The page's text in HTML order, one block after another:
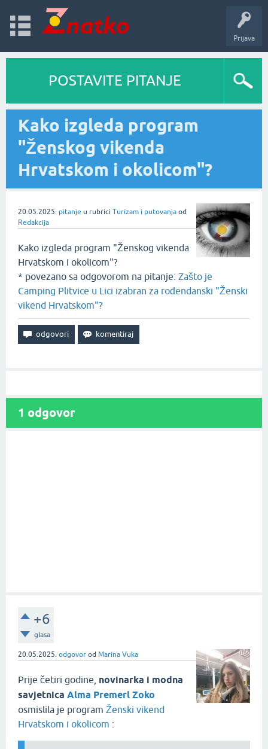
Prijava
POSTAVITE PITANJE
Kako izgleda program
"Ženskog vikenda
Hrvatskom i okolicom"?
20.05.2025. pitanje u rubrici Turizam i putovanja od
Redakcija
Kako izgleda program "Ženskog vikenda
Hrvatskom i okolicom"?
* povezano sa odgovorom na pitanje: Zašto je
Camping Plitvice u Lici izabran za rođendanski "Ženski
vikend Hrvatskom"?
1 odgovor
+6
glasa
20.05.2025. odgovor od Marina Vuka
Prije četiri godine, novinarka i modna
savjetnica Alma Premerl Zoko
osmislila je program Ženski vikend
Hrvatskom i okolicom :